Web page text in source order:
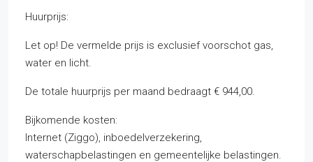
Huurprijs:
Let op! De vermelde prijs is exclusief voorschot gas,
water en licht.
De totale huurprijs per maand bedraagt € 944,00.
Bijkomende kosten:
Internet (Ziggo), inboedelverzekering,
waterschapbelastingen en gemeentelijke belastingen.